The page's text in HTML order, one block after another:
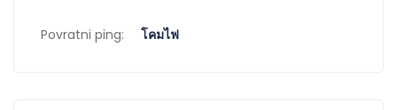
Povratni ping: โคมไฟ